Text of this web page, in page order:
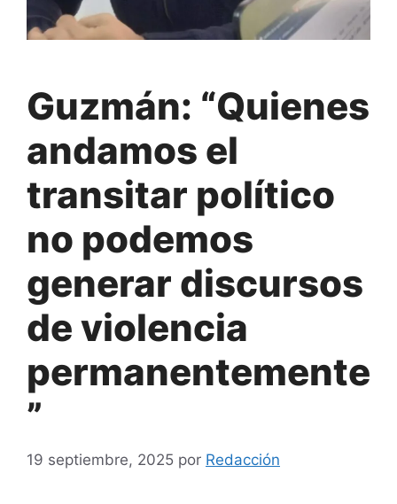
Guzmán: “Quienes
andamos el
transitar político
no podemos
generar discursos
de violencia
permanentemente
”
19 septiembre, 2025 por Redacción